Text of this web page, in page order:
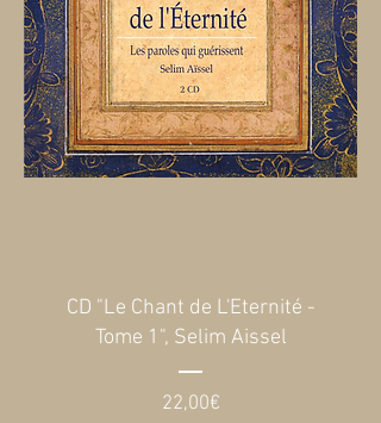
CD "Le Chant de L'Eternité -
Tome 1", Selim Aissel
22,00€Prix